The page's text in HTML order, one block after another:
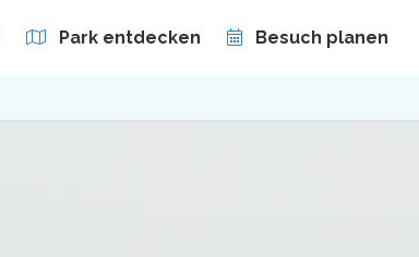
Park entdecken Besuch planen